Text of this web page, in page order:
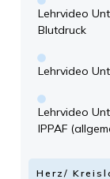
Lehrvideo
Blutdruck
Lehrvideo
Lehrvideo
IPPAF
Herz/